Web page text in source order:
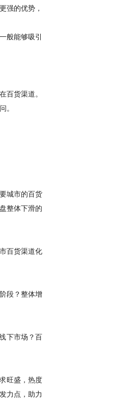
强的优势，
般能够吸引
百货渠道。
。
城市的百货
整体下滑的
百货渠道化
段？整体增
下市场？百
旺盛，热度
力点，助力